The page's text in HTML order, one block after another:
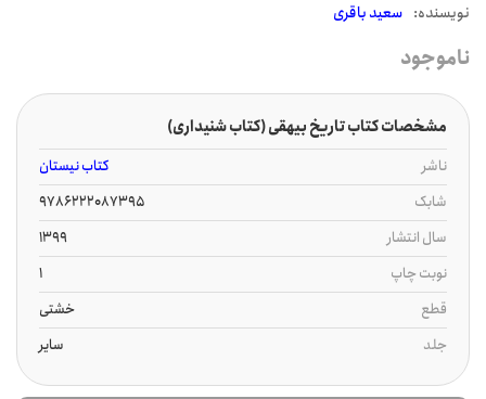
نويسنده: سعید باقری
ناموجود
مشخصات کتاب تاریخ بیهقی (کتاب شنیداری)
ناشر
کتاب نیستان
شابک
9786222087395
سال انتشار
1399
نوبت چاپ
1
قطع
خشتی
جلد
سایر